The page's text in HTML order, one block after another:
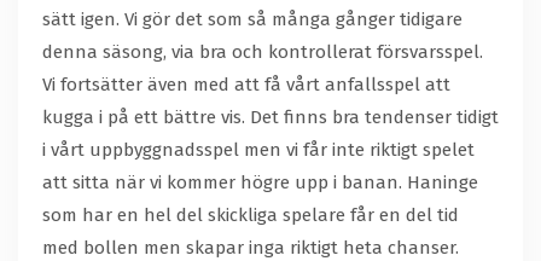
sätt igen. Vi gör det som så många gånger tidigare
denna säsong, via bra och kontrollerat försvarsspel.
Vi fortsätter även med att få vårt anfallsspel att
kugga i på ett bättre vis. Det finns bra tendenser tidigt
i vårt uppbyggnadsspel men vi får inte riktigt spelet
att sitta när vi kommer högre upp i banan. Haninge
som har en hel del skickliga spelare får en del tid
med bollen men skapar inga riktigt heta chanser.